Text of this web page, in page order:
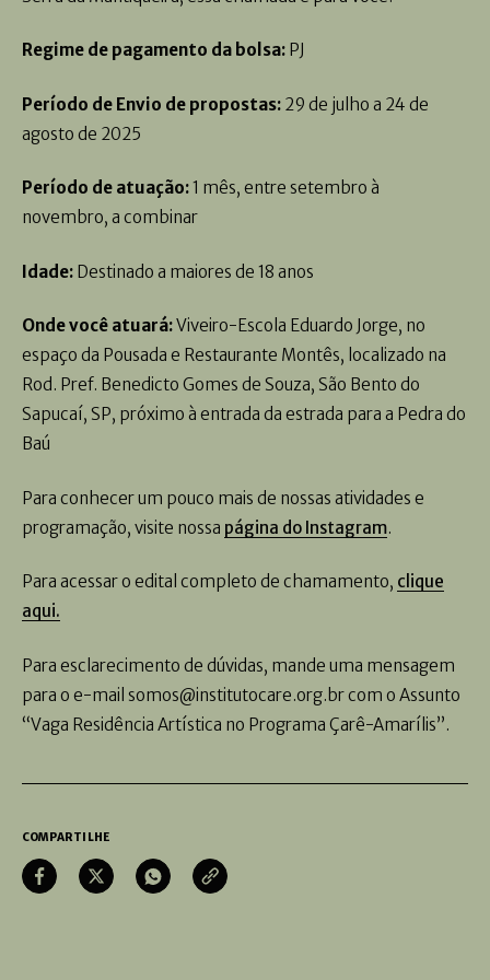
Regime de pagamento da bolsa: PJ
Período de Envio de propostas: 29 de julho a 24 de
agosto de 2025
Período de atuação:1 mês, entre setembro à
novembro, a combinar
Idade: Destinado a maiores de 18 anos
Onde você atuará:Viveiro-Escola Eduardo Jorge, no
espaço da Pousada e Restaurante Montês, localizado na
Rod. Pref. Benedicto Gomes de Souza, São Bento do
Sapucaí, SP, próximo à entrada da estrada para a Pedra do
Baú
Para conhecer um pouco mais de nossas atividades e
programação, visite nossa página do Instagram.
Para acessar o edital completo de chamamento, clique
aqui.
Para esclarecimento de dúvidas, mande uma mensagem
para o e-mail somos@institutocare.org.br com o Assunto
“Vaga Residência Artística no Programa Çarê-Amarílis”.
COMPARTILHE